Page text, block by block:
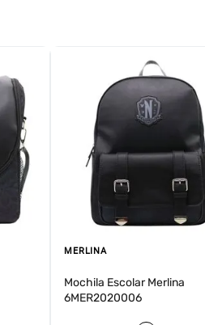
MERLINA
Mochila Escolar Merlina
6MER2020006